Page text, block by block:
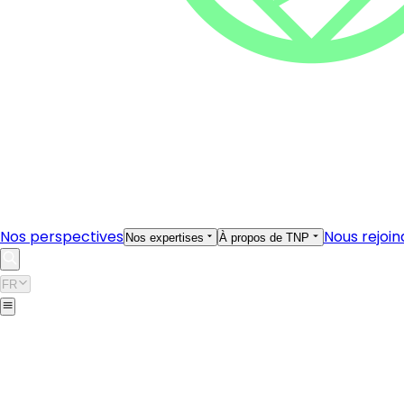
Nos perspectives Nos expertises À propos de TNP Nous
FR